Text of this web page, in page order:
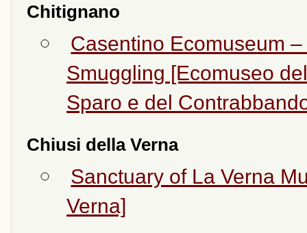
Chitignano
Casentino Ecomuseum
Smuggling [Ecomuseo
Sparo e del
Chiusi della Verna
Sanctuary of La Verna
Verna]